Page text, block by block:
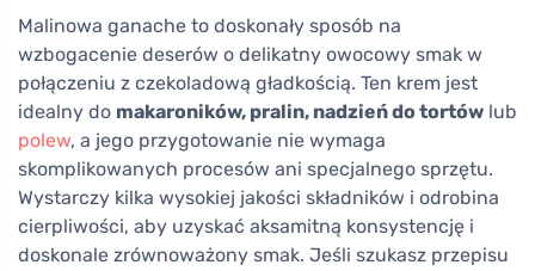
Malinowa ganache to doskonały sposób na
wzbogacenie deserów o delikatny owocowy smak w
połączeniu z czekoladową gładkością. Ten krem jest
idealny do makaroników, pralin, nadzień do tortów lub
polew, a jego przygotowanie nie wymaga
skomplikowanych procesów ani specjalnego sprzętu.
Wystarczy kilka wysokiej jakości składników i odrobina
cierpliwości, aby uzyskać aksamitną konsystencję i
doskonale zrównoważony smak. Jeśli szukasz przepisu